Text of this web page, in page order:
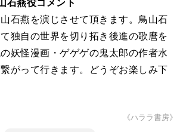
石燕を演じさせて頂きます。鳥山石
独自の世界を切り拓き後進の歌麿を
妖怪漫画・ゲゲゲの鬼太郎の作者水
がって行きます。どうぞお楽しみ下
《ハララ書房》